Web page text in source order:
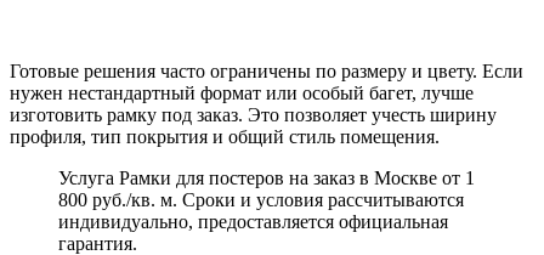
Готовые решения часто ограничены по размеру и цвету. Если
нужен нестандартный формат или особый багет, лучше
изготовить рамку под заказ. Это позволяет учесть ширину
профиля, тип покрытия и общий стиль помещения.
Услуга Рамки для постеров на заказ в Москве от 1
800 руб./кв. м. Сроки и условия рассчитываются
индивидуально, предоставляется официальная
гарантия.